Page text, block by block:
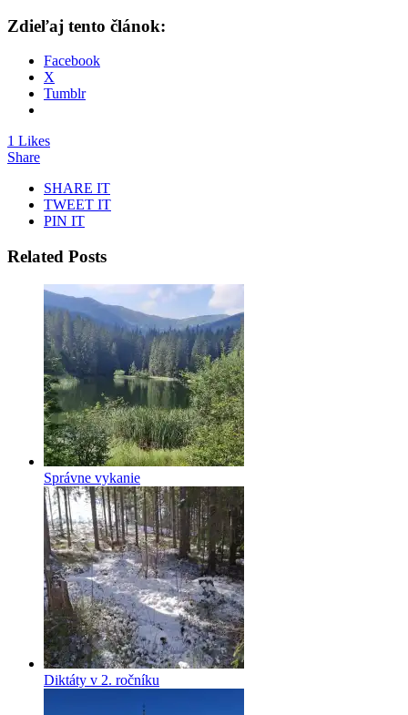
Zdieľaj tento článok:
Facebook
X
Tumblr
1 Likes
Share
SHARE IT
TWEET IT
PIN IT
Related Posts
Správne vykanie
Diktáty v 2. ročníku